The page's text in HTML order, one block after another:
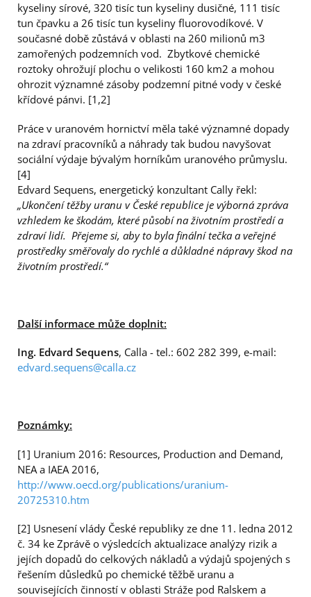
kyseliny sírové, 320 tisíc tun kyseliny dusičné, 111 tisíc
tun čpavku a 26 tisíc tun kyseliny fluorovodíkové. V
současné době zůstává v oblasti na 260 milionů m3
zamořených podzemních vod. Zbytkové chemické
roztoky ohrožují plochu o velikosti 160 km2 a mohou
ohrozit významné zásoby podzemní pitné vody v české
křídové pánvi. [1,2]
Práce v uranovém hornictví měla také významné dopady
na zdraví pracovníků a náhrady tak budou navyšovat
sociální výdaje bývalým horníkům uranového průmyslu.
[4]
Edvard Sequens, energetický konzultant Cally řekl:
„Ukončení těžby uranu v České republice je výborná zpráva
vzhledem ke škodám, které působí na životním prostředí a
zdraví lidí. Přejeme si, aby to byla finální tečka a veřejné
prostředky směřovaly do rychlé a důkladné nápravy škod na
životním prostředí.“
Další informace může doplnit:
Ing. Edvard Sequens, Calla - tel.: 602 282 399, e-mail:
edvard.sequens@calla.cz
Poznámky:
[1] Uranium 2016: Resources, Production and Demand,
NEA a IAEA 2016,
http://www.oecd.org/publications/uranium-
20725310.htm
[2] Usnesení vlády České republiky ze dne 11. ledna 2012
č. 34 ke Zprávě o výsledcích aktualizace analýzy rizik a
jejích dopadů do celkových nákladů a výdajů spojených s
řešením důsledků po chemické těžbě uranu a
souvisejících činností v oblasti Stráže pod Ralskem a